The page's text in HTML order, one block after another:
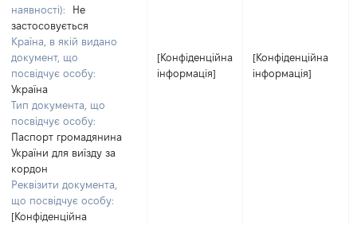
наявності):
Не
застосовується
Країна, в якій видано
документ, що
посвідчує особу:
Україна
Тип документа, що
посвідчує особу:
Паспорт громадянина
України для виїзду за
кордон
Реквізити документа,
що посвідчує особу:
[Конфіденційна
[Конфіденційна
інформація]
[Конфіденційна
інформація]